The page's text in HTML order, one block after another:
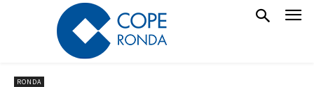
RONDA